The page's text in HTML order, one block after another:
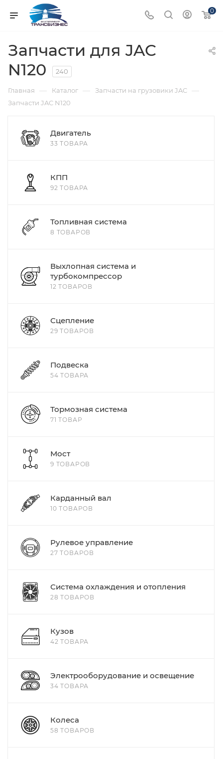
0
Запчасти для JAC
N120
240
Главная — Каталог — Запчасти на грузовики JAC —
Запчасти JAC N120
Двигатель
33 ТОВАРА
КПП
92 ТОВАРА
Топливная система
8 ТОВАРОВ
Выхлопная система и
турбокомпрессор
12 ТОВАРОВ
Сцепление
29 ТОВАРОВ
Подвеска
54 ТОВАРА
Тормозная система
71 ТОВАР
Мост
9 ТОВАРОВ
Карданный вал
10 ТОВАРОВ
Рулевое управление
27 ТОВАРОВ
Система охлаждения и отопления
28 ТОВАРОВ
Кузов
42 ТОВАРА
Электрооборудование и освещение
34 ТОВАРА
Колеса
58 ТОВАРОВ